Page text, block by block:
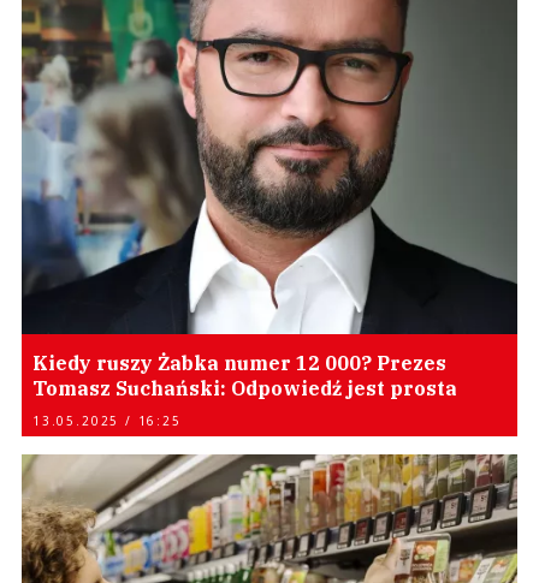
Kiedy ruszy Żabka numer 12 000? Prezes
Tomasz Suchański: Odpowiedź jest prosta
13.05.2025 / 16:25